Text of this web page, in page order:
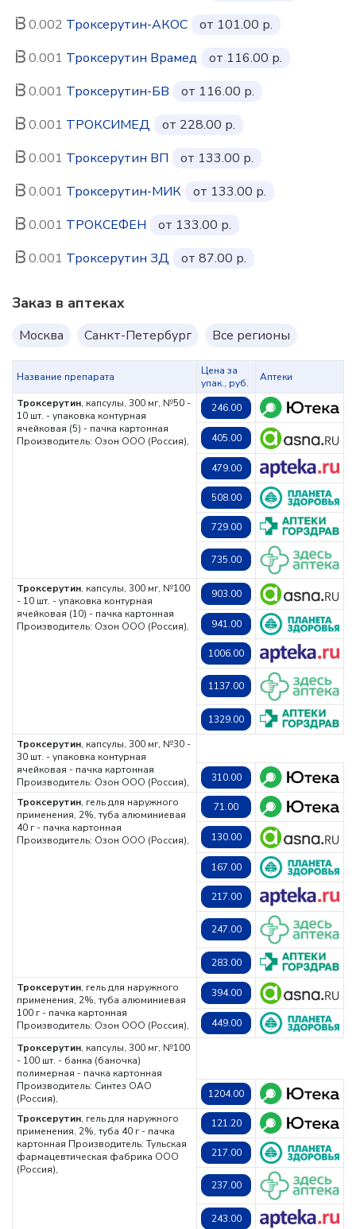
0.002 Троксерутин-АКОС
от 101.00 р.
0.001 Троксерутин Врамед
от 116.00 р.
0.001 Троксерутин-БВ
от 116.00 р.
0.001 ТРОКСИМЕД
от 228.00 р.
0.001 Троксерутин ВП
от 133.00 р.
0.001 Троксерутин-МИК
от 133.00 р.
0.001 ТРОКСЕФЕН
от 133.00 р.
0.001 Троксерутин ЗД от 87.00 р.
Заказ в аптеках
Москва Санкт-Петербург Все регионы
Название препарата
Цена за
упак., руб.
Аптеки
Троксерутин, капсулы, 300 мг, №50 -
10 шт. - упаковка контурная
ячейковая (5) - пачка картонная
Производитель: Озон ООО (Россия),
246.00
405.00
479.00
508.00
729.00
735.00
Троксерутин, капсулы, 300 мг, №100
- 10 шт. - упаковка контурная
ячейковая (10) - пачка картонная
Производитель: Озон ООО (Россия),
903.00
941.00
1006.00
1137.00
1329.00
Троксерутин, капсулы, 300 мг, №30 -
30 шт. - упаковка контурная
ячейковая - пачка картонная
Производитель: Озон ООО (Россия),
310.00
Троксерутин, гель для наружного
применения, 2%, туба алюминиевая
40 г - пачка картонная
Производитель: Озон ООО (Россия),
71.00
130.00
167.00
217.00
247.00
283.00
Троксерутин, гель для наружного
применения, 2%, туба алюминиевая
100 г - пачка картонная
Производитель: Озон ООО (Россия),
394.00
449.00
Троксерутин, капсулы, 300 мг, №100
- 100 шт. - банка (баночка)
полимерная - пачка картонная
Производитель: Синтез ОАО
(Россия),
1204.00
Троксерутин, гель для наружного
применения, 2%, туба 40 г - пачка
картонная Производитель: Тульская
фармацевтическая фабрика ООО
(Россия),
121.20
217.00
237.00
243.00